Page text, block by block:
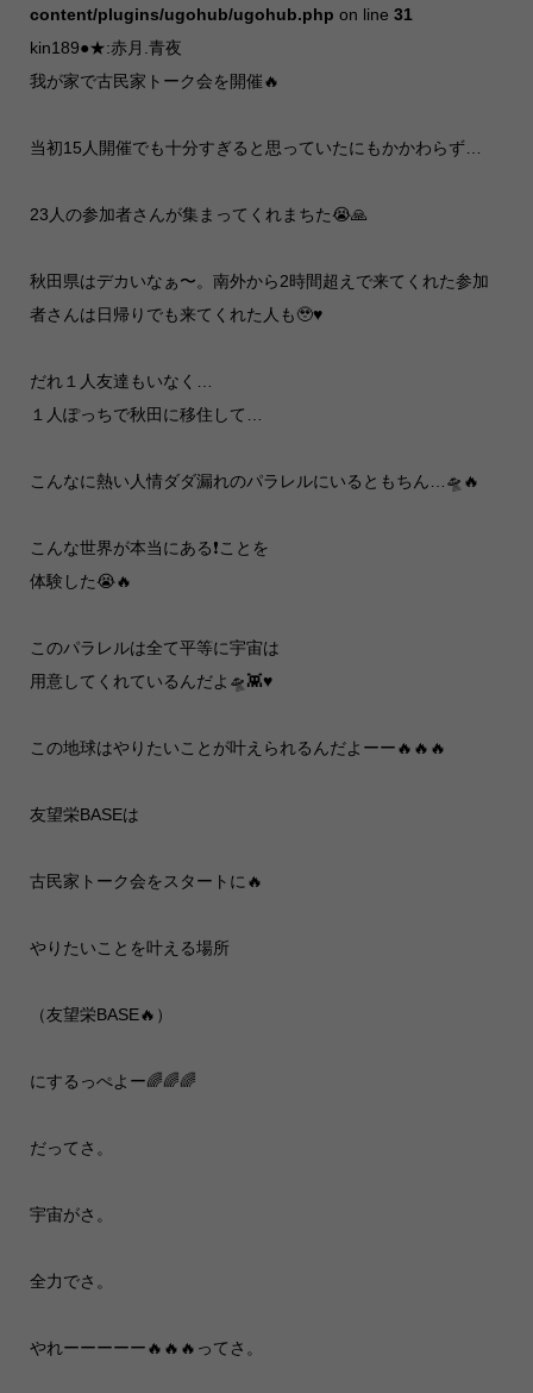
content/plugins/ugohub/ugohub.php on line 31
kin189●★:赤月.青夜
我が家で古民家トーク会を開催🔥
当初15人開催でも十分すぎると思っていたにもかかわらず…
23人の参加者さんが集まってくれまちた😭🙏
秋田県はデカいなぁ〜。南外から2時間超えで来てくれた参加
者さんは日帰りでも来てくれた人も🥹♥️
だれ１人友達もいなく…
１人ぽっちで秋田に移住して…
こんなに熱い人情ダダ漏れのパラレルにいるともちん…🛸🔥
こんな世界が本当にある❗ことを
体験した😭🔥
このパラレルは全て平等に宇宙は
用意してくれているんだよ🛸👾♥️
この地球はやりたいことが叶えられるんだよーー🔥🔥🔥
友望栄BASEは
古民家トーク会をスタートに🔥
やりたいことを叶える場所
（友望栄BASE🔥）
にするっぺよー🌈🌈🌈
だってさ。
宇宙がさ。
全力でさ。
やれーーーーー🔥🔥🔥ってさ。